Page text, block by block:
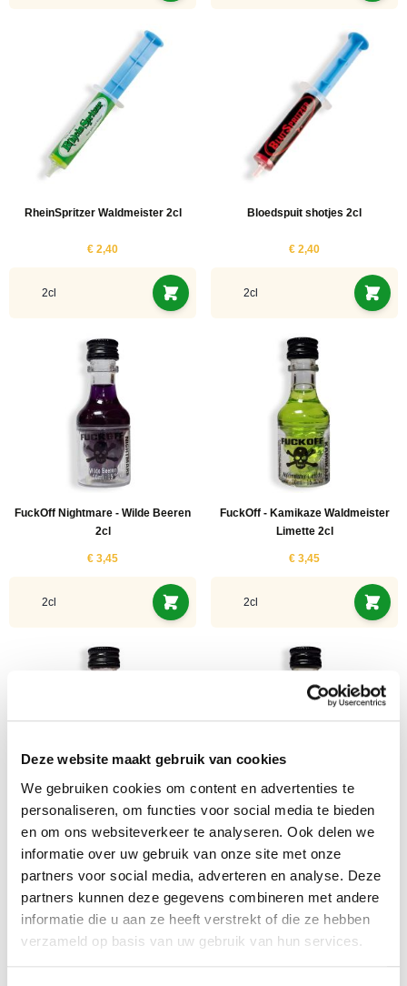
Deze website maakt gebruik van cookies
We gebruiken cookies om content en advertenties te
personaliseren, om functies voor social media te bieden
en om ons websiteverkeer te analyseren. Ook delen we
informatie over uw gebruik van onze site met onze
partners voor social media, adverteren en analyse. Deze
partners kunnen deze gegevens combineren met andere
informatie die u aan ze heeft verstrekt of die ze hebben
verzameld op basis van uw gebruik van hun services.
RheinSpritzer Waldmeister 2cl
€ 2,40
2cl
Bloedspuit shotjes 2cl
€ 2,40
2cl
FuckOff Nightmare - Wilde Beeren
2cl
€ 3,45
2cl
FuckOff - Kamikaze Waldmeister
Limette 2cl
€ 3,45
2cl
2cl
2cl
€ 3,45
2cl